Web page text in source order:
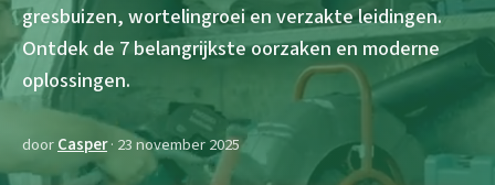
gresbuizen, wortelingroei en verzakte leidingen.
Ontdek de 7 belangrijkste oorzaken en moderne
oplossingen.
doorCasper· 23 november 2025